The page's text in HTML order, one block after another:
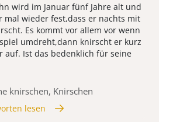
wird im Januar fünf Jahre alt und
mal wieder fest,dass er nachts mit
Es kommt vor allem vor wenn
umdreht,dann knirscht er kurz
auf. Ist das bedenklich für seine
knirschen, Knirschen
lesen